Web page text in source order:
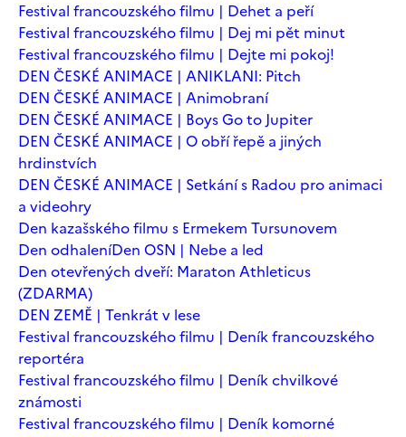
Festival francouzského filmu | Dehet a peří
Festival francouzského filmu | Dej mi pět minut
Festival francouzského filmu | Dejte mi pokoj!
DEN ČESKÉ ANIMACE | ANIKLANI: Pitch
DEN ČESKÉ ANIMACE | Animobraní
DEN ČESKÉ ANIMACE | Boys Go to Jupiter
DEN ČESKÉ ANIMACE | O obří řepě a jiných
hrdinstvích
DEN ČESKÉ ANIMACE | Setkání s Radou pro animaci
a videohry
Den kazašského filmu s Ermekem Tursunovem
Den odhaleníDen OSN | Nebe a led
Den otevřených dveří: Maraton Athleticus
(ZDARMA)
DEN ZEMĚ | Tenkrát v lese
Festival francouzského filmu | Deník francouzského
reportéra
Festival francouzského filmu | Deník chvilkové
známosti
Festival francouzského filmu | Deník komorné